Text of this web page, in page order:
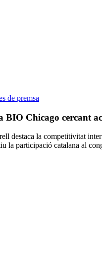
de premsa
BIO Chicago cercant
destaca la competitivitat
la participació catalana al